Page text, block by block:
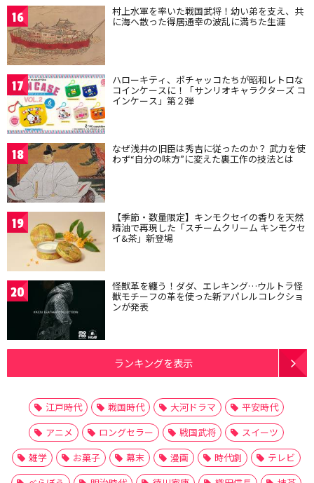
16 村上水軍を率いた戦国武将！幼い弟を支え、共
に海へ散った得居通幸の波乱に満ちた生涯
17 ハローキティ、ポチャッコたちが昭和レトロな
コインケースに！「サンリオキャラクターズ コ
インケース」第２弾
18 なぜ浅井の旧臣は秀吉に従ったのか？ 武力を使
わず“自分の味方”に変えた裏工作の技法とは
19 【季節・数量限定】キンモクセイの香りを天然
精油で再現した「スチームクリーム キンモクセ
イ&茶」新登場
20 怪獣革を纏う！ダダ、エレキング…ウルトラ怪
獣モチーフの革を使った新アパレルコレクショ
ンが発表
ランキングを表示
江戸時代 戦国時代 大河ドラマ
平安時代
アニメ
ロングセラー 戦国武将
スイーツ
雑学
お菓子 幕末 漫画 時代劇
テレビ